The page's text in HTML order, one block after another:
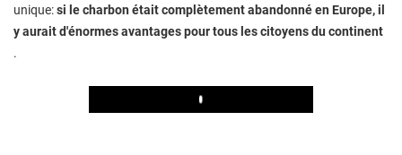
unique:si le charbon était complètement abandonné en Europe, il
y aurait d'énormes avantages pour tous les citoyens du continent
.
Play